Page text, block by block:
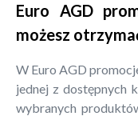
Euro AGD
możesz
W Euro AGD
jednej z dostępnych
wybranych